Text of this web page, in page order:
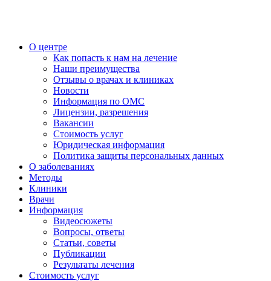
О центре
Как попасть к нам на лечение
Наши преимущества
Отзывы о врачах и клиниках
Новости
Информация по ОМС
Лицензии, разрешения
Вакансии
Стоимость услуг
Юридическая информация
Политика защиты персональных данных
О заболеваниях
Методы
Клиники
Врачи
Информация
Видеосюжеты
Вопросы, ответы
Статьи, советы
Публикации
Результаты лечения
Стоимость услуг